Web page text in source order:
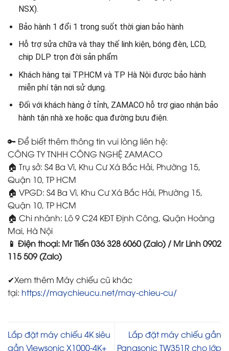
NSX).
Bảo hành 1 đổi 1 trong suốt thời gian bảo hành
Hỗ trợ sửa chữa và thay thế linh kiện, bóng đèn, LCD,
chip DLP trọn đời sản phẩm
Khách hàng tại TP.HCM và TP Hà Nội được bảo hành
miễn phí tận nơi sử dụng.
Đối với khách hàng ở tỉnh, ZAMACO hỗ trợ giao nhận bảo
hành tận nhà xe hoặc qua đường bưu điện.
🔑 Để biết thêm thông tin vui lòng liên hệ:
CÔNG TY TNHH CÔNG NGHỆ ZAMACO
🏠 Trụ sở: S4 Ba Vì, Khu Cư Xá Bắc Hải, Phường 15,
Quận 10, TP HCM
🏠 VPGD: S4 Ba Vì, Khu Cư Xá Bắc Hải, Phường 15,
Quận 10, TP HCM
🏠 Chi nhánh: Lô 9 C24 KĐT Định Công, Quận Hoàng
Mai, Hà Nội
📱 Điện thoại: Mr Tiến 036 328 6060 (Zalo) / Mr Linh 0902
115 509 (Zalo)
✔Xem thêm Máy chiếu cũ khác
tại: https://maychieucu.net/may-chieu-cu/
Lắp đặt máy chiếu 4K siêu
gần Viewsonic X1000-4K+
Lắp đặt máy chiếu gần
Panasonic TW351R cho lớp